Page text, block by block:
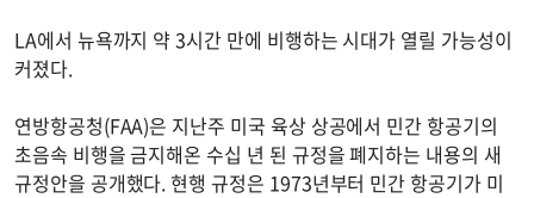
LA에서 뉴욕까지 약 3시간 만에 비행하는 시대가 열릴 가능성이
커졌다.
연방항공청(FAA)은 지난주 미국 육상 상공에서 민간 항공기의
초음속 비행을 금지해온 수십 년 된 규정을 폐지하는 내용의 새
규정안을 공개했다. 현행 규정은 1973년부터 민간 항공기가 미